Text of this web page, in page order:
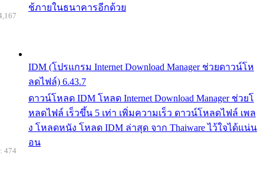
ช้ภายในธนาคารอีกด้วย
IDM (โปรแกรม Internet Download Manager ช่วยดาวน์โห
ลดไฟล์) 6.43.7
ดาวน์โหลด IDM โหลด Internet Download Manager ช่วยโ
หลดไฟล์ เร็วขึ้น 5 เท่า เพิ่มความเร็ว ดาวน์โหลดไฟล์ เพล
ง โหลดหนัง โหลด IDM ล่าสุด จาก Thaiware ไว้ใจได้แน่น
อน
474